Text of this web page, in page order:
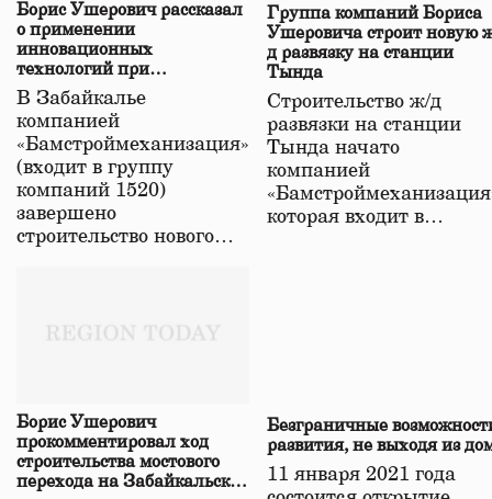
Борис Ушерович рассказал
о применении
инновационных
технологий при
строительстве нового моста
в Забайкалье
В Забайкалье
компанией
«Бамстроймеханизация»
(входит в группу
компаний 1520)
завершено
строительство нового…
Группа компаний Бориса
Ушеровича строит новую
д развязку на станции
Тында
Строительство ж/д
развязки на станции
Тында начато
компанией
которая входит в…
Борис Ушерович
прокомментировал ход
строительства мостового
перехода на Забайкальской
Безграничные
развития, не выходя из
11 января 2021 года